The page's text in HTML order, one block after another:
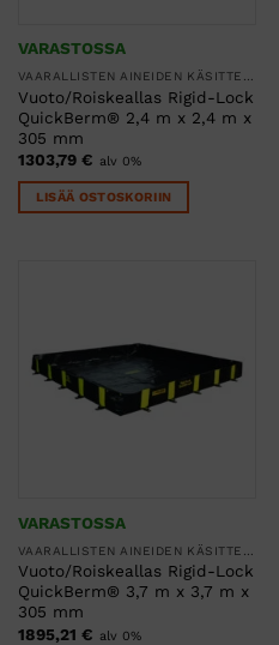
VARASTOSSA
Vuoto/Roiskeallas Rigid-Lock
QuickBerm® 2,4 m x 2,4 m x
305 mm
1303,79 € alv 0%
LISÄÄ OSTOSKORIIN
VARASTOSSA
Vuoto/Roiskeallas Rigid-Lock
QuickBerm® 3,7 m x 3,7 m x
305 mm
1895,21 € alv 0%